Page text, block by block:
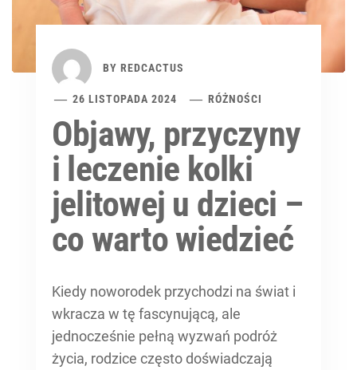
BY REDCACTUS
26 LISTOPADA 2024 RÓŻNOŚCI
Objawy, przyczyny
i leczenie kolki
jelitowej u dzieci –
co warto wiedzieć
Kiedy noworodek przychodzi na świat i
wkracza w tę fascynującą, ale
jednocześnie pełną wyzwań podróż
życia, rodzice często doświadczają